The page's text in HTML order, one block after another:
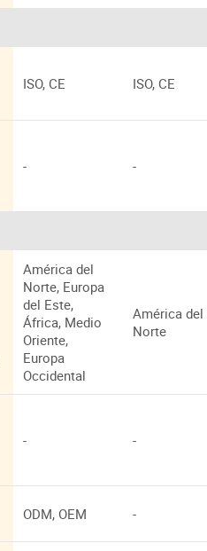
ISO, CE ISO, CE
- -
América del
Norte, Europa
del Este,
África, Medio
Oriente,
Europa
Occidental
América del
Norte
- -
ODM, OEM -